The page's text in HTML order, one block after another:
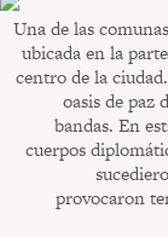
Una de las
ubicada en la
centro de la
oasis de paz
bandas. En
cuerpos
provocaron